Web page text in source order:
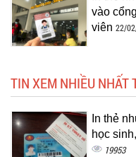
vào
viên 22/
TIN XEM NHIỀU NHẤT
In thẻ
học
19953